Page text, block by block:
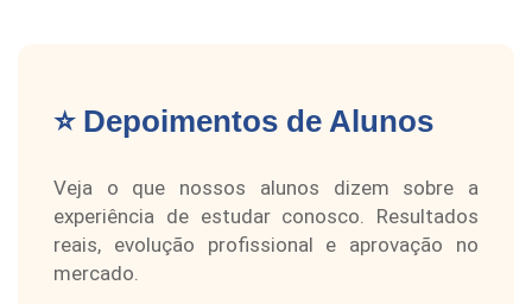
⭐ Depoimentos de Alunos
Veja o que nossos alunos dizem sobre a
experiência de estudar conosco. Resultados
reais, evolução profissional e aprovação no
mercado.